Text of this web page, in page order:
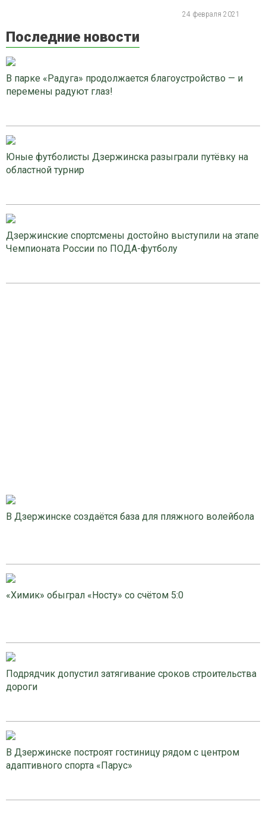
24 февраля 2021
Последние новости
В парке «Радуга» продолжается благоустройство — и
перемены радуют глаз!
Юные футболисты Дзержинска разыграли путёвку на
областной турнир
Дзержинские спортсмены достойно выступили на этапе
Чемпионата России по ПОДА-футболу
В Дзержинске создаётся база для пляжного волейбола
«Химик» обыграл «Носту» со счётом 5:0
Подрядчик допустил затягивание сроков строительства
дороги
В Дзержинске построят гостиницу рядом с центром
адаптивного спорта «Парус»